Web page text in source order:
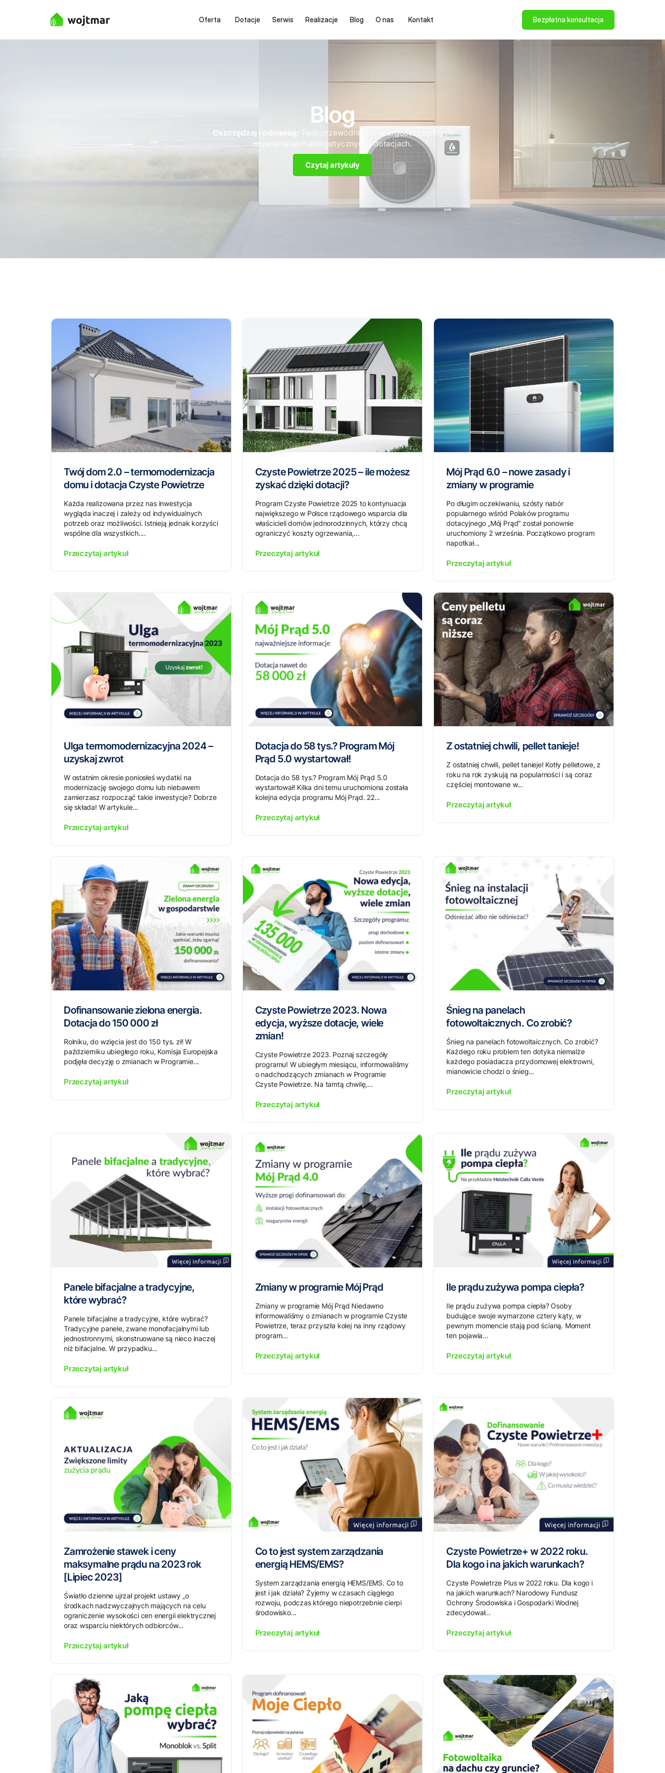
Oferta Dotacje Serwis Realizacje Blog O nas Kontakt Bezpłatna konsultacja
Blog
Oszczędzaj i odnawiaj:
Twój przewodnik po energooszczędnych
rozwiązaniach energetycznych i dotacjach.
Czytaj artykuły
Twój dom 2.0 – termomodernizacja
domu i dotacja Czyste Powietrze
Każda realizowana przez nas inwestycja
wygląda inaczej i zależy od indywidualnych
potrzeb oraz możliwości. Istnieją jednak korzyści
wspólne dla wszystkich....
Przeczytaj artykuł
Czyste Powietrze 2025 – ile możesz
zyskać dzięki dotacji?
Program Czyste Powietrze 2025 to kontynuacja
największego w Polsce rządowego wsparcia dla
właścicieli domów jednorodzinnych, którzy chcą
ograniczyć koszty ogrzewania,...
Przeczytaj artykuł
Mój Prąd 6.0 – nowe zasady i
zmiany w programie
Po długim oczekiwaniu, szósty nabór
popularnego wśród Polaków programu
dotacyjnego „Mój Prąd” został ponownie
uruchomiony 2 września. Początkowo program
napotkał...
Przeczytaj artykuł
Ulga termomodernizacyjna 2024 –
uzyskaj zwrot
W ostatnim okresie poniosłeś wydatki na
modernizację swojego domu lub niebawem
zamierzasz rozpocząć takie inwestycje? Dobrze
się składa! W artykule...
Przeczytaj artykuł
Dotacja do 58 tys.? Program Mój
Prąd 5.0 wystartował!
Dotacja do 58 tys.? Program Mój Prąd 5.0
wystartował! Kilka dni temu uruchomiona została
kolejna edycja programu Mój Prąd. 22...
Przeczytaj artykuł
Z ostatniej chwili, pellet tanieje!
Z ostatniej chwili, pellet tanieje! Kotły pelletowe, z
roku na rok zyskują na popularności i są coraz
częściej montowane w...
Przeczytaj artykuł
Dofinansowanie zielona energia.
Dotacja do 150 000 zł
Rolniku, do wzięcia jest do 150 tys. zł! W
październiku ubiegłego roku, Komisja Europejska
podjęła decyzję o zmianach w Programie...
Przeczytaj artykuł
Czyste Powietrze 2023. Nowa
edycja, wyższe dotacje, wiele
zmian!
Czyste Powietrze 2023. Poznaj szczegóły
programu! W ubiegłym miesiącu, informowaliśmy
o nadchodzących zmianach w Programie
Czyste Powietrze. Na tamtą chwilę,...
Przeczytaj artykuł
Śnieg na panelach
fotowoltaicznych. Co zrobić?
Śnieg na panelach fotowoltaicznych. Co zrobić?
Każdego roku problem ten dotyka niemalże
każdego posiadacza przydomowej elektrowni,
mianowicie chodzi o śnieg...
Przeczytaj artykuł
Panele bifacjalne a tradycyjne,
które wybrać?
Panele bifacjalne a tradycyjne, które wybrać?
Tradycyjne panele, zwane monofacjalnymi lub
jednostronnymi, skonstruowane są nieco inaczej
niż bifacjalne. W przypadku...
Przeczytaj artykuł
Zmiany w programie Mój Prąd
Zmiany w programie Mój Prąd Niedawno
informowaliśmy o zmianach w programie Czyste
Powietrze, teraz przyszła kolej na inny rządowy
program...
Przeczytaj artykuł
Ile prądu zużywa pompa ciepła?
Ile prądu zużywa pompa ciepła? Osoby
budujące swoje wymarzone cztery kąty, w
pewnym momencie stają pod ścianą. Moment
ten pojawia...
Przeczytaj artykuł
Zamrożenie stawek i ceny
maksymalne prądu na 2023 rok
[Lipiec 2023]
Światło dzienne ujrzał projekt ustawy „o
środkach nadzwyczajnych mających na celu
ograniczenie wysokości cen energii elektrycznej
oraz wsparciu niektórych odbiorców...
Przeczytaj artykuł
Co to jest system zarządzania
energią HEMS/EMS?
System zarządzania energią HEMS/EMS. Co to
jest i jak działa? Żyjemy w czasach ciągłego
rozwoju, podczas którego niepotrzebnie cierpi
środowisko...
Przeczytaj artykuł
Czyste Powietrze+ w 2022 roku.
Dla kogo i na jakich warunkach?
Czyste Powietrze Plus w 2022 roku. Dla kogo i
na jakich warunkach? Narodowy Fundusz
Ochrony Środowiska i Gospodarki Wodnej
zdecydował...
Przeczytaj artykuł